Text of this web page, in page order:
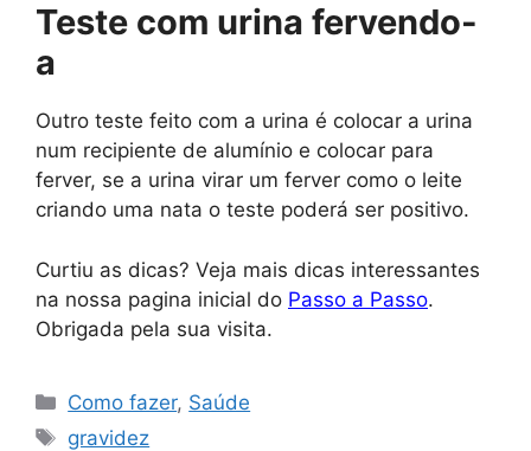
Teste com urina fervendo-
a
Outro teste feito com a urina é colocar a urina
num recipiente de alumínio e colocar para
ferver, se a urina virar um ferver como o leite
criando uma nata o teste poderá ser positivo.
Curtiu as dicas? Veja mais dicas interessantes
na nossa pagina inicial do Passo a Passo.
Obrigada pela sua visita.
Categorias
Como fazer, Saúde
Tags
gravidez